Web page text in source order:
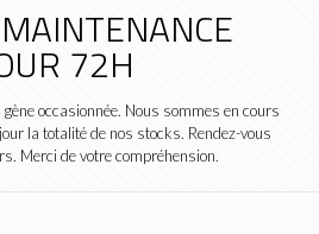
72H
occasionnée. Nous sommes en cours
la totalité de nos stocks. Rendez-vous
Merci de votre compréhension.